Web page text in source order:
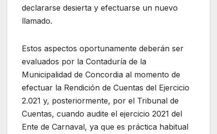
declararse desierta y efectuarse un nuevo
llamado.
Estos aspectos oportunamente deberán ser
evaluados por la Contaduría de la
Municipalidad de Concordia al momento de
efectuar la Rendición de Cuentas del Ejercicio
2.021 y, posteriormente, por el Tribunal de
Cuentas, cuando audite el ejercicio 2021 del
Ente de Carnaval, ya que es práctica habitual